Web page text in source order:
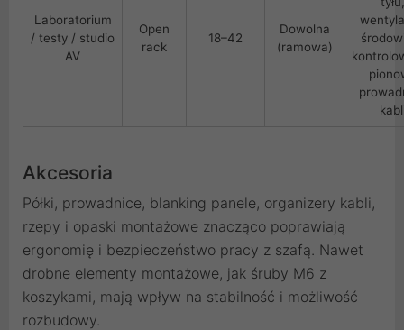
Laboratorium
/ testy / studio
AV
Open
rack
18–42
Dowolna
(ramowa)
Akcesoria
Półki, prowadnice, blanking panele, organizery kabli,
rzepy i opaski montażowe znacząco poprawiają
ergonomię i bezpieczeństwo pracy z szafą. Nawet
drobne elementy montażowe, jak śruby M6 z
koszykami, mają wpływ na stabilność i możliwość
rozbudowy.